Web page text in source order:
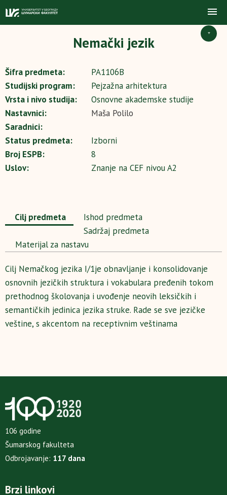
+
Nemački jezik
Šifra predmeta:
PA1106B
Studijski program:
Pejzažna arhitektura
Vrsta i nivo studija:
Osnovne akademske studije
Nastavnici:
Maša Polilo
Saradnici:
Status predmeta:
Izborni
Broj ESPB:
8
Uslov:
Znanje na CEF nivou A2
Cilj predmeta
Ishod predmeta
Sadržaj predmeta
Materijal za nastavu
Cilj Nemačkog jezika I/1je obnavljanje i konsolidovanje
osnovnih jezičkih struktura i vokabulara pređenih tokom
prethodnog školovanja i uvođenje neovih leksičkih i
semantičkih jedinica jezika struke. Rade se sve jezičke
veštine, s akcentom na receptivnim veštinama
106 godine
Šumarskog fakulteta
Odbrojavanje: 117 dana
Brzi linkovi